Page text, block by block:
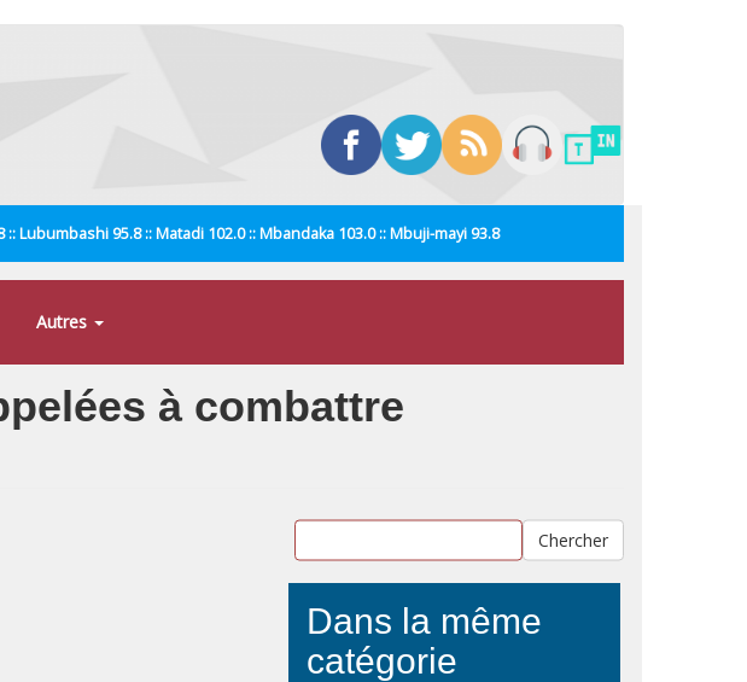
Lubumbashi 95.8 :: Matadi 102.0 :: Mbandaka 103.0 :: Mbuji-mayi 93.8
Autres
à combattre
Chercher
Dans la même
catégorie